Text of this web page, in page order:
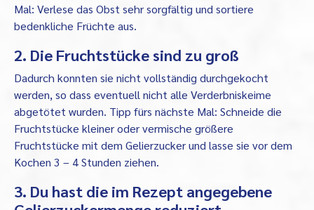
Mal: Verlese das Obst sehr sorgfältig und sortiere
bedenkliche Früchte aus.
2. Die Fruchtstücke sind zu groß
Dadurch konnten sie nicht vollständig durchgekocht
werden, so dass eventuell nicht alle Verderbniskeime
abgetötet wurden. Tipp fürs nächste Mal: Schneide die
Fruchtstücke kleiner oder vermische größere
Fruchtstücke mit dem Gelierzucker und lasse sie vor dem
Kochen 3 – 4 Stunden ziehen.
3. Du hast die im Rezept angegebene